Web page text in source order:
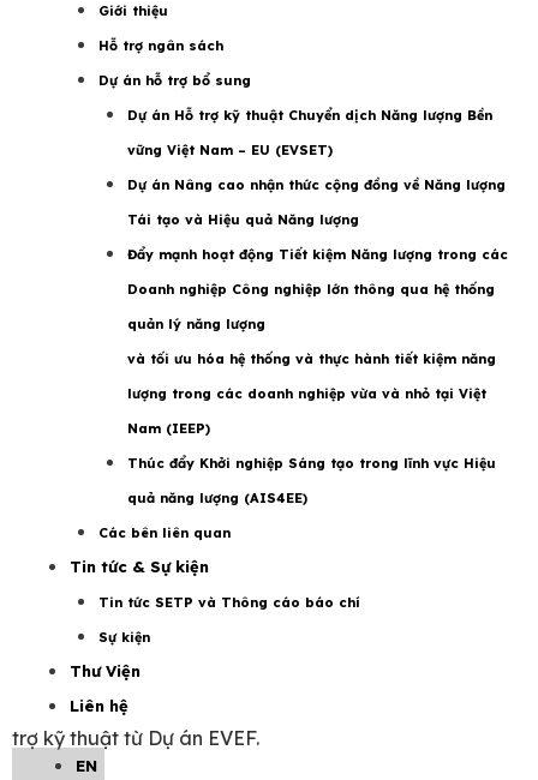
Giới thiệu
Hỗ trợ ngân sách
Dự án hỗ trợ bổ sung
Dự án Hỗ trợ kỹ thuật Chuyển dịch Năng lượng Bền
vững Việt Nam – EU (EVSET)
Dự án Nâng cao nhận thức cộng đồng về Năng lượng
Tái tạo và Hiệu quả Năng lượng
Đẩy mạnh hoạt động Tiết kiệm Năng lượng trong các
Doanh nghiệp Công nghiệp lớn thông qua hệ thống
quản lý năng lượng
và tối ưu hóa hệ thống và thực hành tiết kiệm năng
lượng trong các doanh nghiệp vừa và nhỏ tại Việt
Nam (IEEP)
Thúc đẩy Khởi nghiệp Sáng tạo trong lĩnh vực Hiệu
quả năng lượng (AIS4EE)
Các bên liên quan
Tin tức & Sự kiện
Tin tức SETP và Thông cáo báo chí
Sự kiện
Thư Viện
Liên hệ
EN
Dự án hỗ trợ kỹ thuật ngành năng lượng Việt Nam EU
mời các đơn vị liên quan trong ngành năng lượng bao
gồm các Bộ ngành và các cơ quan đơn vị ở cấp trung
ương và cấp tỉnh (không trực thuộc Bộ Công Thương),
các đơn vị chủ chốt trong ngành năng lượng thuộc khu
vực tư nhân, các tổ chức giáo dục đại học và nghiên
cứu, và các tổ chức xã hội đang nộp đề xuất hỗ trợ kỹ
thuật trong bốn lĩnh vực: Năng lượng tái tạo, Hiệu quả
năng lượng, Tiếp cận năng lượng, và Thông tin năng
Chủ đề của đợt mời nộp đề xuất lần thứ hai vào tháng
12 năm 2019 là“Đổi mới, hợp tác và mạng lưới –
Chia sẻ kiến thức và chuyển giao công nghệ để hỗ
trợ phát triển thị trường cho năng lượng tái tạo và
hiệu quả năng lượng tại Việt Nam”.
Các Đề xuất hoạt động cần có nội dung liên quan trực
tiếp tới chủ đề này để được xem xét để nhận được hỗ
trợ kỹ thuật từ Dự án EVEF.